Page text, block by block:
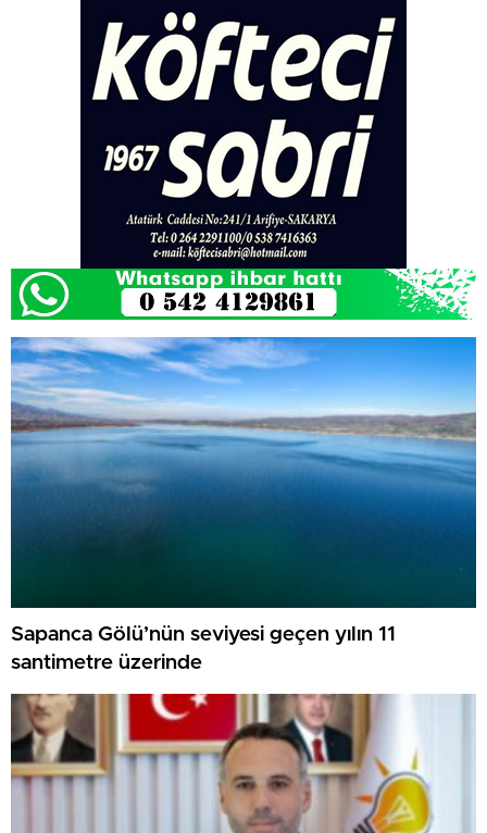
Sapanca Gölü’nün seviyesi geçen yılın 11
santimetre üzerinde